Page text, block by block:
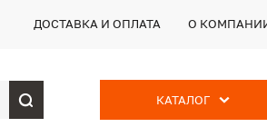
ДОСТАВКА И ОПЛАТА О
КАТАЛОГ